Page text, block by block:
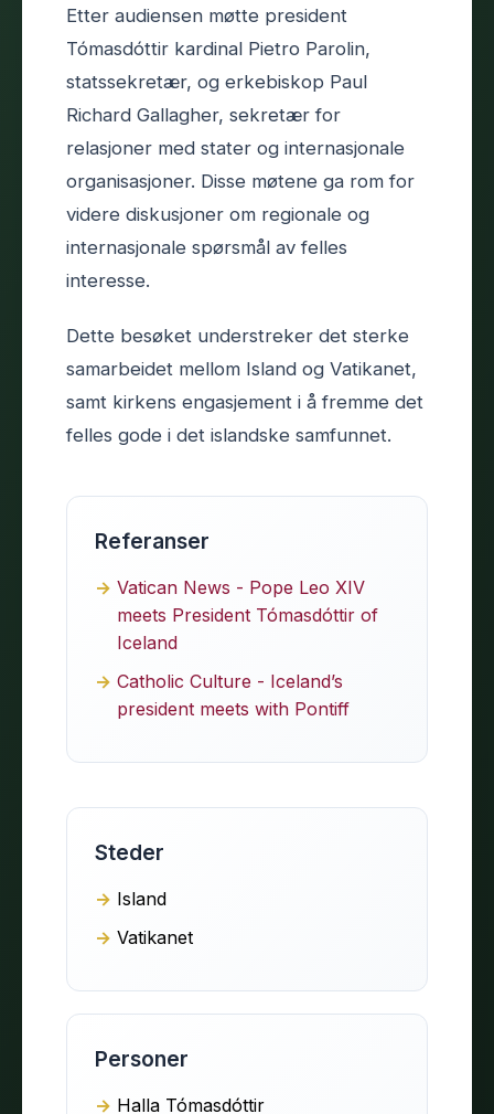
Etter audiensen møtte president
Tómasdóttir kardinal Pietro Parolin,
statssekretær, og erkebiskop Paul
Richard Gallagher, sekretær for
relasjoner med stater og internasjonale
organisasjoner. Disse møtene ga rom for
videre diskusjoner om regionale og
internasjonale spørsmål av felles
interesse.
Dette besøket understreker det sterke
samarbeidet mellom Island og Vatikanet,
samt kirkens engasjement i å fremme det
felles gode i det islandske samfunnet.
Referanser
Vatican News - Pope Leo XIV
meets President Tómasdóttir of
Iceland
Catholic Culture - Iceland’s
president meets with Pontiff
Steder
Island
Vatikanet
Personer
Halla Tómasdóttir